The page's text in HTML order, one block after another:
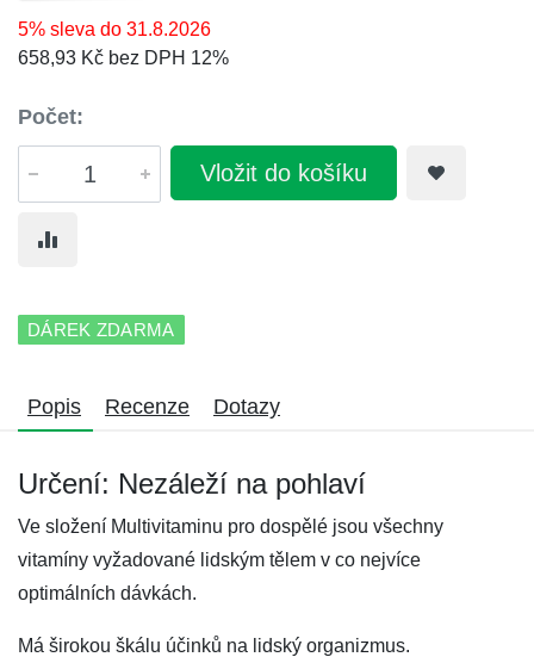
5% sleva do 31.8.2026
658,93 Kč bez DPH 12%
Počet:
Vložit do košíku
DÁREK ZDARMA
Popis Recenze Dotazy
Určení: Nezáleží na pohlaví
Ve složení Multivitaminu pro dospělé jsou všechny
vitamíny vyžadované lidským tělem v co nejvíce
optimálních dávkách.
Má širokou škálu účinků na lidský organizmus.